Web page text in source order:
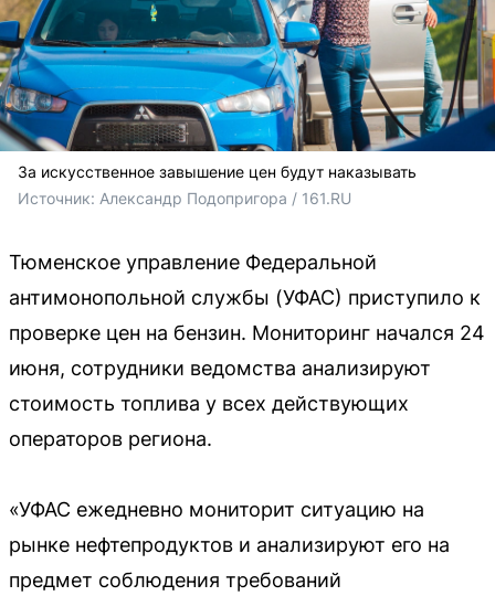
За искусственное завышение цен будут наказывать
Источник: Александр Подопригора / 161.RU
Тюменское управление Федеральной
антимонопольной службы (УФАС) приступило к
проверке цен на бензин. Мониторинг начался 24
июня, сотрудники ведомства анализируют
стоимость топлива у всех действующих
операторов региона.
«УФАС ежедневно мониторит ситуацию на
рынке нефтепродуктов и анализируют его на
предмет соблюдения требований